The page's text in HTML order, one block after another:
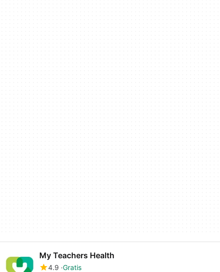
My Teachers Health
4.9 Gratis